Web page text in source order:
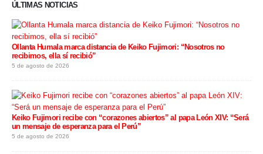
ÚLTIMAS NOTICIAS
Ollanta Humala marca distancia de Keiko Fujimori: “Nosotros no
recibimos, ella sí recibió”
5 de agosto de 2026
Keiko Fujimori recibe con “corazones abiertos” al papa León XIV: “Será
un mensaje de esperanza para el Perú”
5 de agosto de 2026